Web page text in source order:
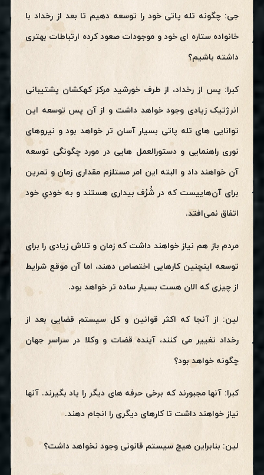
جی: چگونه تله پاتی خود را توسعه دهیم تا بعد از رخداد با
خانواده ستاره ای خود و موجودات صعود کرده ارتباطات بهتری
داشته باشیم؟
کبرا: پس از رخداد، از طرف خورشید مرکز کهکشان پشتیبانی
انرژتیک زیادی وجود خواهد داشت و از آن پس توسعه این
توانایی های تله پاتی بسیار آسان تر خواهد بود و نیروهای
نوری راهنمایی و دستورالعمل هایی در مورد چگونگی توسعه
آن خواهند داد و البته این امر مستلزم مقداری زمان و تمرین
برای آن‌هاییست که در شُرُف بیداری هستند و به خودیِ خود
اتفاق نمی‌افتد.
مردم باز هم نیاز خواهند داشت که زمان و تلاش زیادی را برای
توسعه اینچنین کارهایی اختصاص دهند، اما آن موقع شرایط
از چیزی که الان هست بسیار ساده تر خواهد بود.
لین: از آنجا که اکثر قوانین و کل سیستم قضایی بعد از
رخداد تغییر می کنند، آینده قضات و وکلا در سراسر جهان
چگونه خواهد بود؟
کبرا: آنها مجبورند که برخی حرفه های دیگر را یاد بگیرند. آنها
نیاز خواهند داشت تا کارهای دیگری را انجام دهند.
لین: بنابراین هیچ سیستم قانونی وجود نخواهد داشت؟